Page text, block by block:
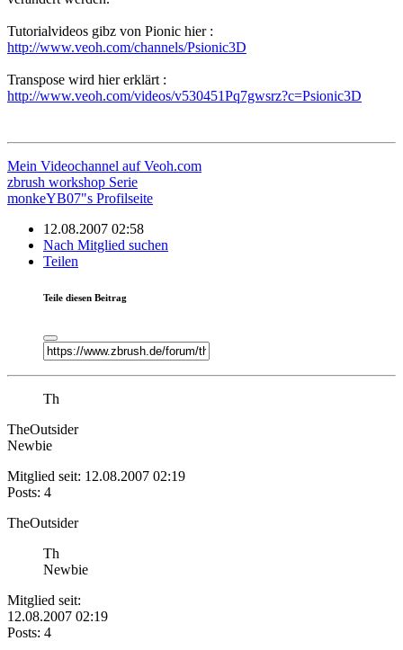
Tutorialvideos gibz von Pionic hier :
http://www.veoh.com/channels/Psionic3D
Transpose wird hier erklärt :
http://www.veoh.com/videos/v530451Pq7gwsrz?c=Psionic3D
Mein Videochannel auf Veoh.com
zbrush workshop Serie
monkeYB07"s Profilseite
12.08.2007 02:58
Nach Mitglied suchen
Teilen
Teile diesen Beitrag
Th
TheOutsider
Newbie
Mitglied seit: 12.08.2007 02:19
Posts: 4
TheOutsider
Th
Newbie
Mitglied seit:
12.08.2007 02:19
Posts: 4